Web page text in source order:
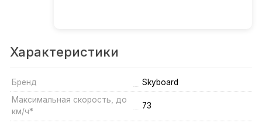
Характеристики
Бренд
Skyboard
Максимальная скорость, до
км/ч*
73